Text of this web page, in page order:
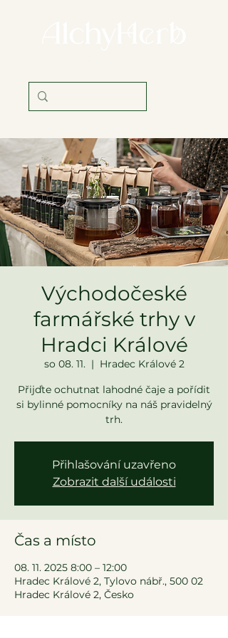
Východočeské
farmářské trhy v
Hradci Králové
so 08. 11.
  |
Hradec Králové 2
Přijďte ochutnat lahodné čaje a pořídit
si bylinné pomocníky na náš pravidelný
trh.
Přihlašování uzavřeno
Zobrazit další události
Čas a místo
08. 11. 2025 8:00 – 12:00
Hradec Králové 2, Tylovo nábř., 500 02
Hradec Králové 2, Česko